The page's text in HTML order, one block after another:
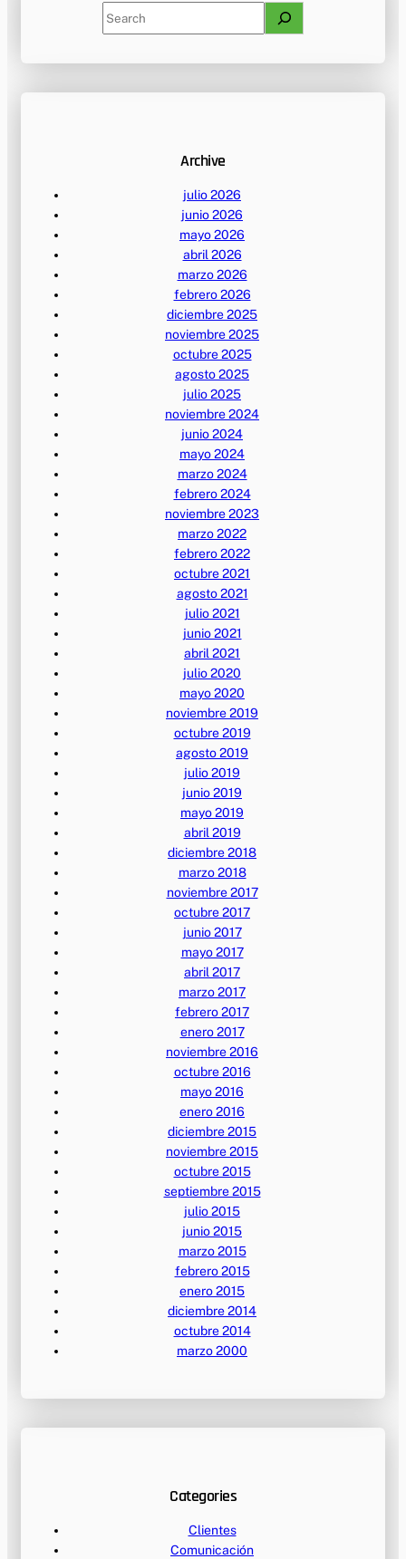
e
c
Archive
julio 2026
junio 2026
mayo 2026
abril 2026
marzo 2026
febrero 2026
diciembre 2025
noviembre 2025
octubre 2025
agosto 2025
julio 2025
noviembre 2024
junio 2024
mayo 2024
marzo 2024
febrero 2024
noviembre 2023
marzo 2022
febrero 2022
octubre 2021
agosto 2021
julio 2021
junio 2021
abril 2021
julio 2020
mayo 2020
noviembre 2019
octubre 2019
agosto 2019
julio 2019
junio 2019
mayo 2019
abril 2019
diciembre 2018
marzo 2018
noviembre 2017
octubre 2017
junio 2017
mayo 2017
abril 2017
marzo 2017
febrero 2017
enero 2017
noviembre 2016
octubre 2016
mayo 2016
enero 2016
diciembre 2015
noviembre 2015
octubre 2015
septiembre 2015
julio 2015
junio 2015
marzo 2015
febrero 2015
enero 2015
diciembre 2014
octubre 2014
marzo 2000
Categories
Clientes
Comunicación